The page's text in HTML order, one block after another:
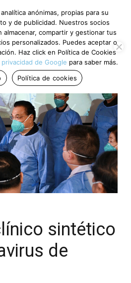
sintético
de
anónimas, propias para su
y de publicidad. Nuestros socios
almacenar, compartir y gestionar tus
personalizados. Puedes aceptar o
Haz click en Política de Cookies
de Google para saber más.
Política de cookies